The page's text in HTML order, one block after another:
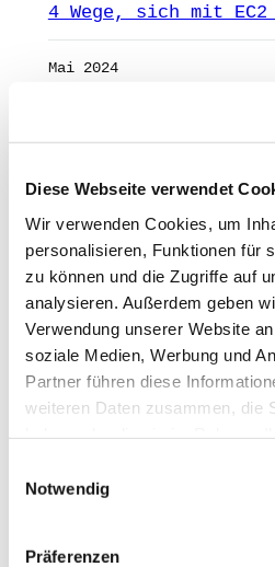
Diese Webseite verwendet
Wir verwenden Cookies, um
personalisieren, Funktionen für
zu können und die Zugriffe auf
analysieren. Außerdem geben
Verwendung unserer Website
soziale Medien, Werbung und
Partner führen diese
weiteren Daten zusammen, die
Notwendig
Präferenzen
4 Wege, sich mit
Mai 2024
Route53 Profiles für
Konfigurationen
Mai 2024
Amazon Web
7 kostenlosen
entgehen
April 2024
1 2 3 4Nächste Seite »
produktiv.